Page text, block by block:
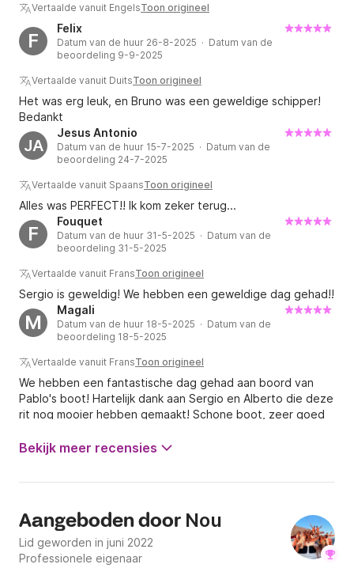
Vertaalde vanuit EngelsToon origineel
F
Felix
Datum van de huur 26-8-2025 · Datum van de
beoordeling 9-9-2025
Vertaalde vanuit DuitsToon origineel
Het was erg leuk, en Bruno was een geweldige schipper!
Bedankt
JA
Jesus Antonio
Datum van de huur 15-7-2025 · Datum van de
beoordeling 24-7-2025
Vertaalde vanuit SpaansToon origineel
Alles was PERFECT!! Ik kom zeker terug...
F
Fouquet
Datum van de huur 31-5-2025 · Datum van de
beoordeling 31-5-2025
Vertaalde vanuit FransToon origineel
Sergio is geweldig! We hebben een geweldige dag gehad!!
M
Magali
Datum van de huur 18-5-2025 · Datum van de
beoordeling 18-5-2025
Vertaalde vanuit FransToon origineel
We hebben een fantastische dag gehad aan boord van
Pablo's boot! Hartelijk dank aan Sergio en Alberto die deze
rit nog mooier hebben gemaakt! Schone boot, zeer goed
kwaliteitverhouding. Topcommunicatie voor boekingen. Wij
Bekijk meer recensies
Aangeboden door Nou
Lid geworden in juni 2022
Professionele eigenaar